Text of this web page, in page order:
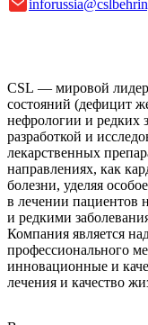
CSL — мировой лидер
состояний (дефицит
нефрологии и редких
разработкой и
лекарственных
направлениях, как
болезни, уделяя
в лечении пациентов
и редкими
Компания является
профессионального
инновационные и
лечения и качество